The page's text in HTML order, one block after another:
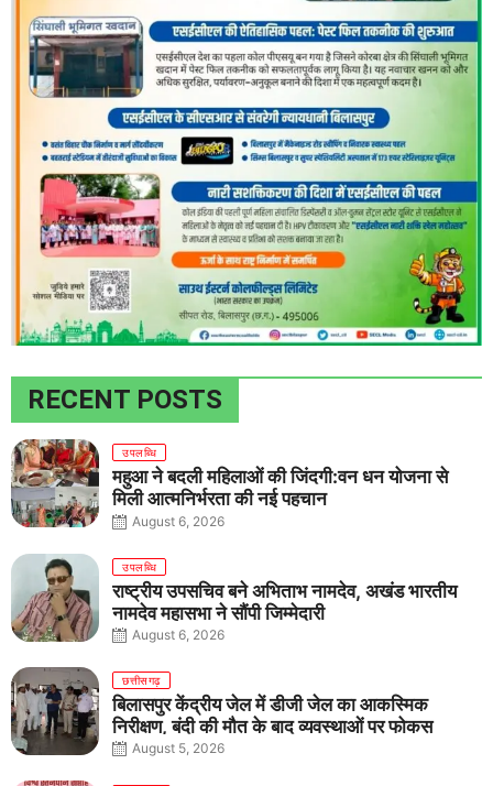
RECENT POSTS
उपलब्धि
महुआ ने बदली महिलाओं की जिंदगी:वन धन योजना से
मिली आत्मनिर्भरता की नई पहचान
August 6, 2026
उपलब्धि
राष्ट्रीय उपसचिव बने अभिताभ नामदेव, अखंड भारतीय
नामदेव महासभा ने सौंपी जिम्मेदारी
August 6, 2026
छत्तीसगढ़
बिलासपुर केंद्रीय जेल में डीजी जेल का आकस्मिक
निरीक्षण, बंदी की मौत के बाद व्यवस्थाओं पर फोकस
August 5, 2026